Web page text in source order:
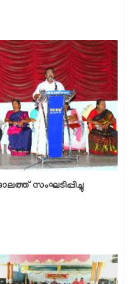
സംഘടിപ്പിച്ചു